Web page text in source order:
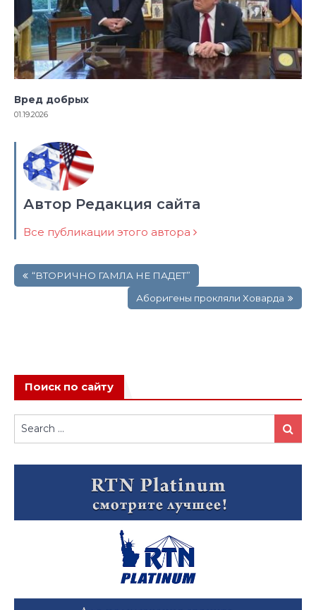
Вред добрых
01.19.2026
Автор Редакция сайта
Все публикации этого автора
по“ВТОРИЧНО ГАМЛА НЕ ПАДЕТ”
Аборигены прокляли Ховарда
Поиск по сайту
Search
for:
Search